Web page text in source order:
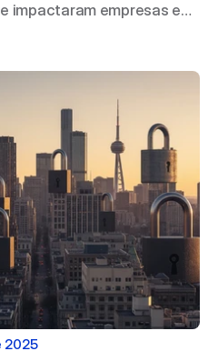
impactaram empresas e
2025